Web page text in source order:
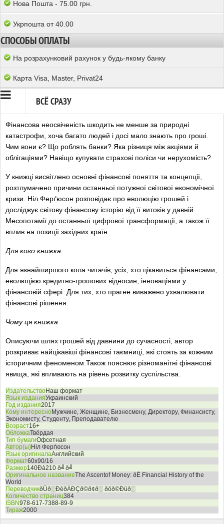
Нова Пошта - 75.00 грн.
Укрпошта от 40.00
СПОСОБЫ ОПЛАТЫ
На розрахунковий рахунок у будь-якому банку
Карта Visa, Master, Privat24
ВСЁ СРАЗУ
Фінансова неосвіченість шкодить не менше за природні
катастрофи, хоча багато людей і досі мало знають про гроші.
Чим вони є? Що роблять банки? Яка різниця між акціями й
облігаціями? Навіщо купувати страхові поліси чи нерухомість?
У книжці висвітлено основні фінансові поняття та концепції,
розтлумачено причини останньої потужної світової економічної
кризи. Ніл Ферґюсон розповідає про еволюцію грошей і
досліджує світову фінансову історію від її витоків у давній
Месопотамії до останньої цифрової трансформації, а також її
вплив на позиції західних країн.
Для кого книжка
Для якнайширшого кола читачів, усіх, хто цікавиться фінансами,
еволюцією кредитно-грошових відносин, інноваціями у
фінансовій сфері. Для тих, хто прагне виважено ухвалювати
фінансові рішення.
Чому ця книжка
Описуючи шлях грошей від давнини до сучасності, автор
розкриває найцікавіші фінансові таємниці, які стоять за кожним
історичним феноменом.Також пояснює різноманітні фінансові
явища, які впливають на рівень розвитку суспільства.
ИздательствоНаш формат
Язык изданияУкраинский
Год издания2017
Кому интересноМужчине, Женщине, Бизнесмену, Директору, Финансисту,
Экономисту, Студенту, Преподавателю
Возраст16+
ОбложкаТвёрдая
Тип бумагиОфсетная
Автор(ы)Ніл Ферґюсон
Язык оригиналаАнглийский
Формат60x90/16
Размер140Ðà210 ð╝ð╝
Оригинальное названиеThe Ascentof Money: ðÉ Financial History of the
World
ПереводчикðÜð░ÐéðÁÐÇð©ð¢ð░ ðöð©Ðüð░
Количество страниц384
ISBN978-617-7388-89-9
Тираж2000